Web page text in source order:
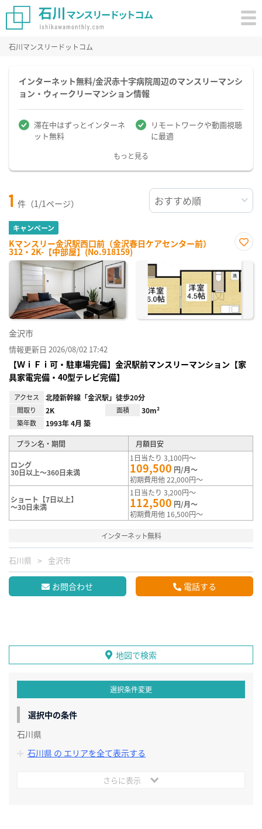
石川マンスリードットコム
インターネット無料/金沢赤十字病院周辺のマンスリーマンシ
ョン・ウィークリーマンション情報
滞在中はずっとインターネ
ット無料
リモートワークや動画視聴
に最適
もっと見る
1 件（1/1ページ）
キャンペーン
Kマンスリー金沢駅西口前（金沢春日ケアセンター前）
312・2K-【中部屋】(No.918159)
に入
り登
録
金沢市
情報更新日 2026/08/02 17:42
【ＷｉＦｉ可・駐車場完備】金沢駅前マンスリーマンション【家
具家電完備・40型テレビ完備】
アクセス 北陸新幹線「金沢駅」徒歩20分
間取り 2K 面積 30m²
築年数 1993年 4月 築
プラン名・期間 月額目安
ロング
30日以上～360日未満
1日当たり 3,100円～
109,500 円/月～
初期費用他 22,000円～
ショート【7日以上】
～30日未満
1日当たり 3,200円～
112,500 円/月～
初期費用他 16,500円～
インターネット無料
石川県 金沢市
お問合わせ 電話する
地図で検索
選択条件変更
選択中の条件
石川県
石川県 の エリアを全て表示する
さらに表示